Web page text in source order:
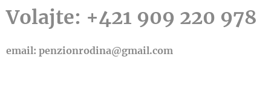
Volajte: +421 909 220 978
email: penzionrodina@gmail.com